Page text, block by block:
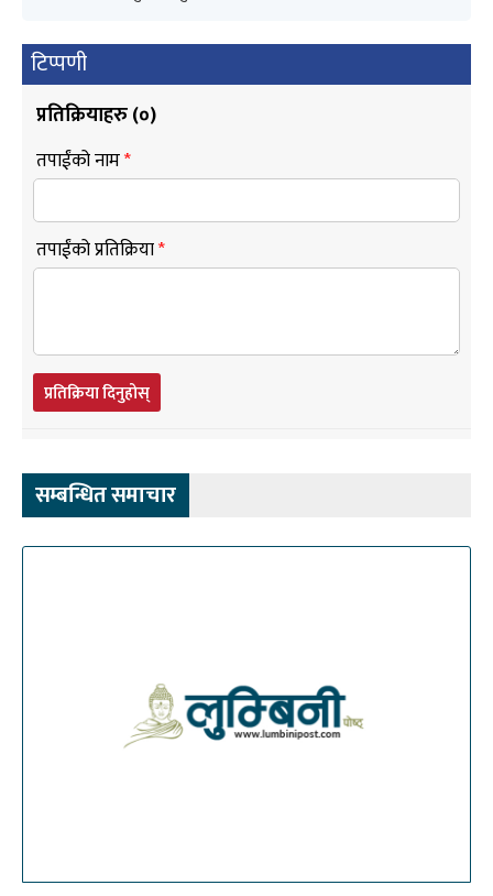
टिप्पणी
प्रतिक्रियाहरु (०)
तपाईंको नाम*
तपाईंको प्रतिक्रिया*
प्रतिक्रिया दिनुहोस्
सम्बन्धित समाचार